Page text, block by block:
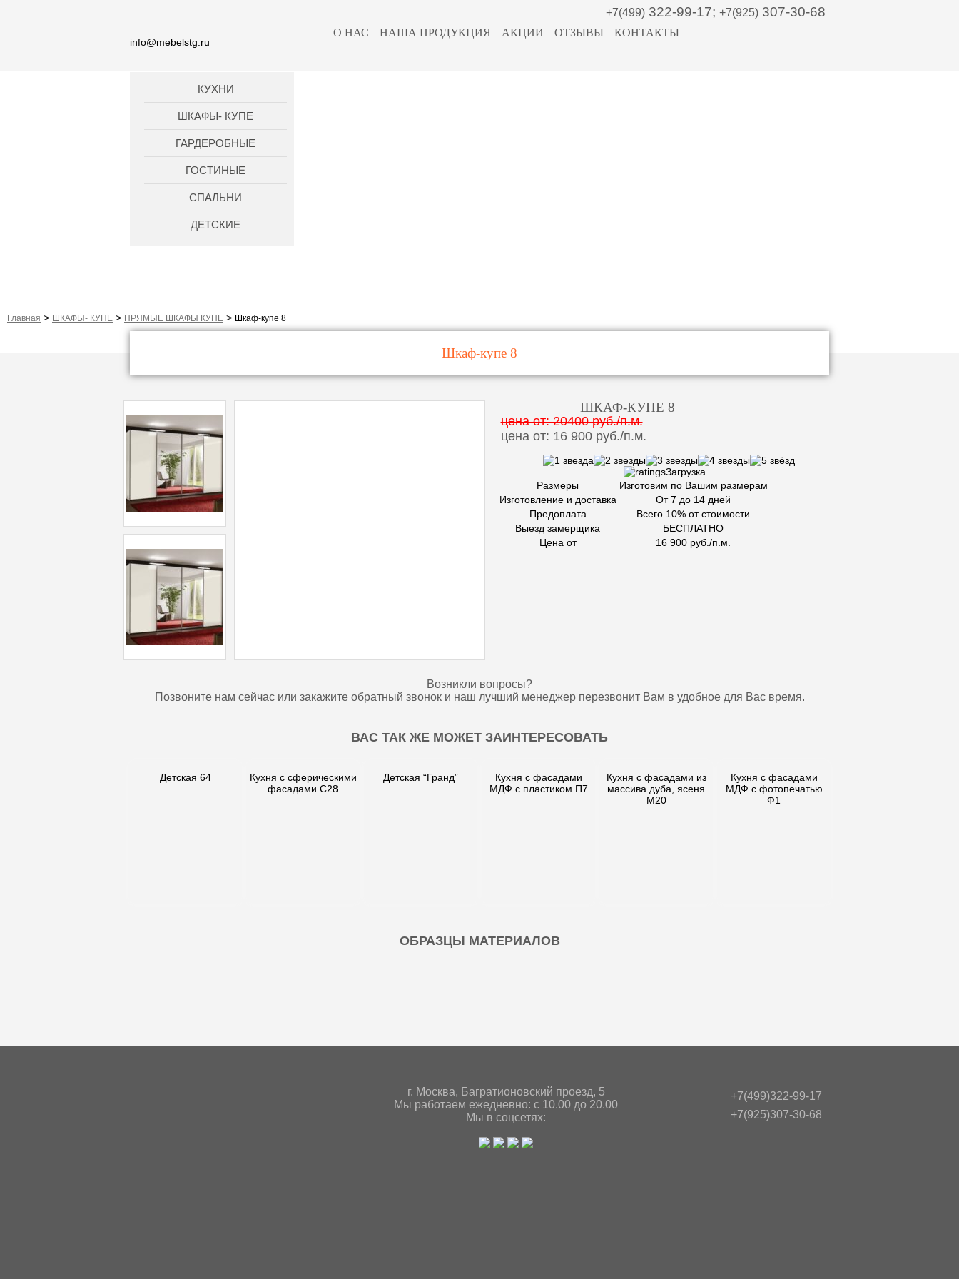
info@mebelstg.ru
О НАС НАША ПРОДУКЦИЯ АКЦИИ ОТЗЫВЫ КОНТАКТЫ
+7(499) 322-99-17; +7(925) 307-30-68
КУХНИ
ШКАФЫ- КУПЕ
ГАРДЕРОБНЫЕ
ГОСТИНЫЕ
СПАЛЬНИ
ДЕТСКИЕ
Главная > ШКАФЫ- КУПЕ > ПРЯМЫЕ ШКАФЫ КУПЕ > Шкаф-купе 8
Шкаф-купе 8
ШКАФ-КУПЕ 8
цена от: 20400 руб./п.м.
цена от: 16 900 руб./п.м.
Загрузка...
Размеры
Изготовим по Вашим размерам
Изготовление и доставка
От 7 до 14 дней
Предоплата
Всего 10% от стоимости
Выезд замерщика
БЕСПЛАТНО
Цена от
16 900 руб./п.м.
Возникли вопросы?
Позвоните нам сейчас или закажите обратный звонок и наш лучший менеджер перезвонит Вам в удобное для Вас время.
ВАС ТАК ЖЕ МОЖЕТ ЗАИНТЕРЕСОВАТЬ
Детская 64
Кухня с сферическими
фасадами C28
Детская “Гранд”
Кухня с фасадами
МДФ с пластиком П7
Кухня с фасадами из
массива дуба, ясеня
М20
Кухня с фасадами
МДФ с фотопечатью
Ф1
ОБРАЗЦЫ МАТЕРИАЛОВ
+7(499)322-99-17
+7(925)307-30-68
г. Мoсква, Багратионовский проезд, 5
Мы работаем ежедневно: с 10.00 до 20.00
Мы в соцсетях: